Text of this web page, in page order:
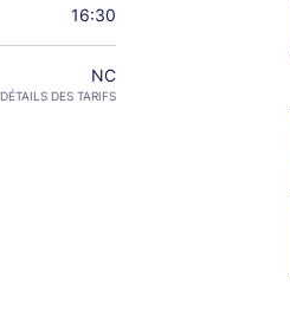
16:30
NC
DÉTAILS DES TARIFS